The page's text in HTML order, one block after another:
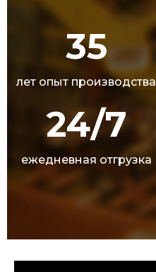
35
лет опыт производства
24/7
ежедневная отгрузка